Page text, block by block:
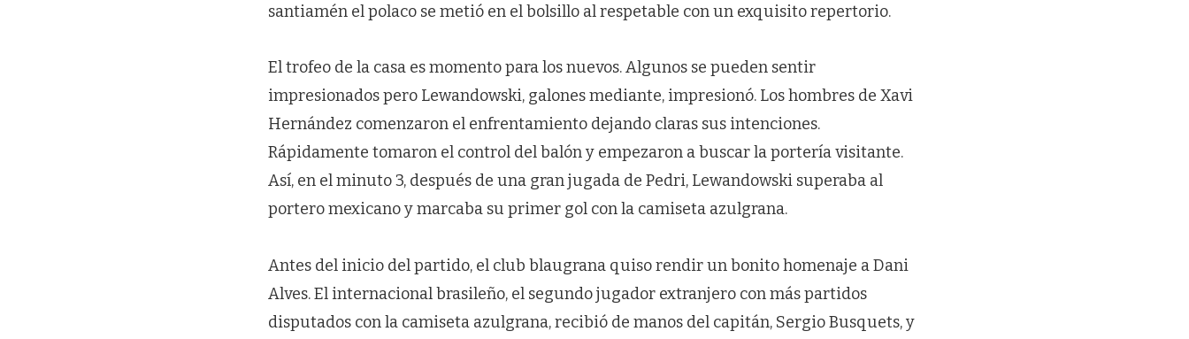
santiamén el polaco se metió en el bolsillo al respetable con un exquisito repertorio.
El trofeo de la casa es momento para los nuevos. Algunos se pueden sentir
impresionados pero Lewandowski, galones mediante, impresionó. Los hombres de Xavi
Hernández comenzaron el enfrentamiento dejando claras sus intenciones.
Rápidamente tomaron el control del balón y empezaron a buscar la portería visitante.
Así, en el minuto 3, después de una gran jugada de Pedri, Lewandowski superaba al
portero mexicano y marcaba su primer gol con la camiseta azulgrana.
Antes del inicio del partido, el club blaugrana quiso rendir un bonito homenaje a Dani
Alves. El internacional brasileño, el segundo jugador extranjero con más partidos
disputados con la camiseta azulgrana, recibió de manos del capitán, Sergio Busquets, y